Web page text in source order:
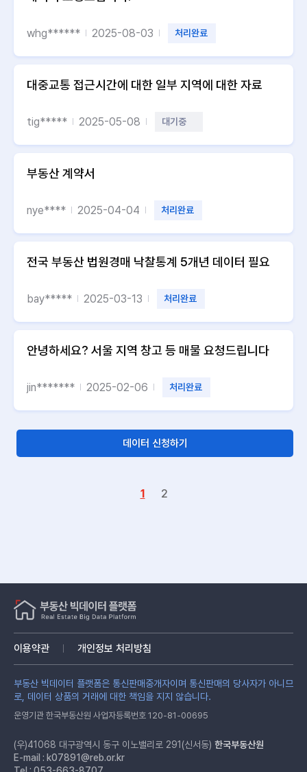
whg****** 2025-08-03 처리완료
대중교통 접근시간에 대한 일부 지역에 대한 자료
tig***** 2025-05-08 대기중
부동산 계약서
nye**** 2025-04-04 처리완료
전국 부동산 법원경매 낙찰통계 5개년 데이터 필요
bay***** 2025-03-13 처리완료
안녕하세요? 서울 지역 창고 등 매물 요청드립니다
jin******* 2025-02-06 처리완료
데이터 신청하기
1 2
이용약관 개인정보 처리방침
부동산 빅데이터 플랫폼은 통신판매중개자이며 통신판매의 당사자가 아니므
로, 데이터 상품의 거래에 대한 책임을 지지 않습니다.
운영기관 한국부동산원 사업자등록번호 120-81-00695
(우)41068 대구광역시 동구 이노밸리로 291(신서동) 한국부동산원
E-mail : k07891@reb.or.kr